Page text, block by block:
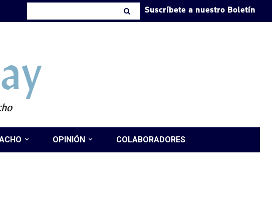
Suscríbete a nuestro Boletín
OPINIÓN COLABORADORES